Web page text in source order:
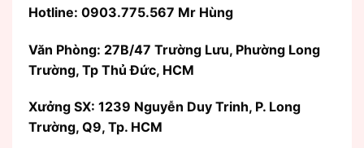
Hotline: 0903.775.567 Mr Hùng
Văn Phòng: 27B/47 Trường Lưu, Phường Long
Trường, Tp Thủ Đức, HCM
Xưởng SX: 1239 Nguyễn Duy Trinh, P. Long
Trường, Q9, Tp. HCM